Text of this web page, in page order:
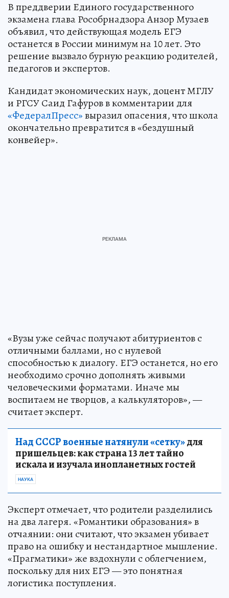
В преддверии Единого государственного
экзамена глава Рособрнадзора Анзор Музаев
объявил, что действующая модель ЕГЭ
останется в России минимум на 10 лет. Это
решение вызвало бурную реакцию родителей,
педагогов и экспертов.
Кандидат экономических наук, доцент МГЛУ
и РГСУ Саид Гафуров в комментарии для
«ФедералПресс»выразил опасения, что школа
окончательно превратится в «бездушный
конвейер».
«Вузы уже сейчас получают абитуриентов с
отличными баллами, но с нулевой
способностью к диалогу. ЕГЭ останется, но его
необходимо срочно дополнять живыми
человеческими форматами. Иначе мы
воспитаем не творцов, а калькуляторов», —
считает эксперт.
Над СССР военные натянули «сетку»для
пришельцев: как страна 13 лет тайно
искала и изучала инопланетных гостей
НАУКА
Эксперт отмечает, что родители разделились
на два лагеря. «Романтики образования» в
отчаянии: они считают, что экзамен убивает
право на ошибку и нестандартное мышление.
«Прагматики» же вздохнули с облегчением,
поскольку для них ЕГЭ — это понятная
логистика поступления.